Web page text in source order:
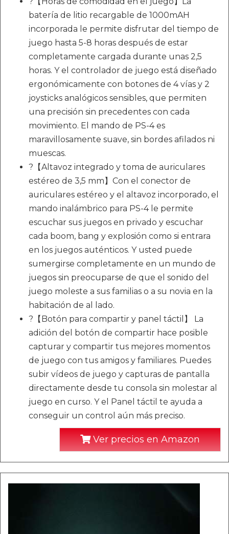
batería de litio recargable de 1000mAH
incorporada le permite disfrutar del tiempo de
juego hasta 5-8 horas después de estar
completamente cargada durante unas 2,5
horas. Y el controlador de juego está diseñado
ergonómicamente con botones de 4 vías y 2
joysticks analógicos sensibles, que permiten
una precisión sin precedentes con cada
movimiento. El mando de PS-4 es
maravillosamente suave, sin bordes afilados ni
muescas.
?【Altavoz integrado y toma de auriculares
estéreo de 3,5 mm】Con el conector de
auriculares estéreo y el altavoz incorporado, el
mando inalámbrico para PS-4 le permite
escuchar sus juegos en privado y escuchar
cada boom, bang y explosión como si entrara
en los juegos auténticos. Y usted puede
sumergirse completamente en un mundo de
juegos sin preocuparse de que el sonido del
juego moleste a sus familias o a su novia en la
habitación de al lado.
?【Botón para compartir y panel táctil】 La
adición del botón de compartir hace posible
capturar y compartir tus mejores momentos
de juego con tus amigos y familiares. Puedes
subir vídeos de juego y capturas de pantalla
directamente desde tu consola sin molestar al
juego en curso. Y el Panel táctil te ayuda a
conseguir un control aún más preciso.
Ver precios en Amazon